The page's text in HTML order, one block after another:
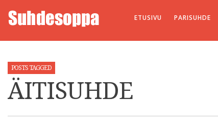
ETUSIVU PARISUHDE
POSTS TAGGED
ÄITISUHDE